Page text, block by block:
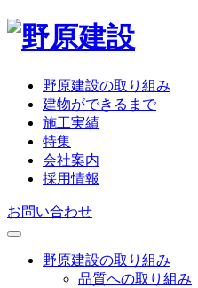
野原建設の取り組み
建物ができるまで
施工実績
特集
会社案内
採用情報
お問い合わせ
野原建設の取り組み
品質への取り組み